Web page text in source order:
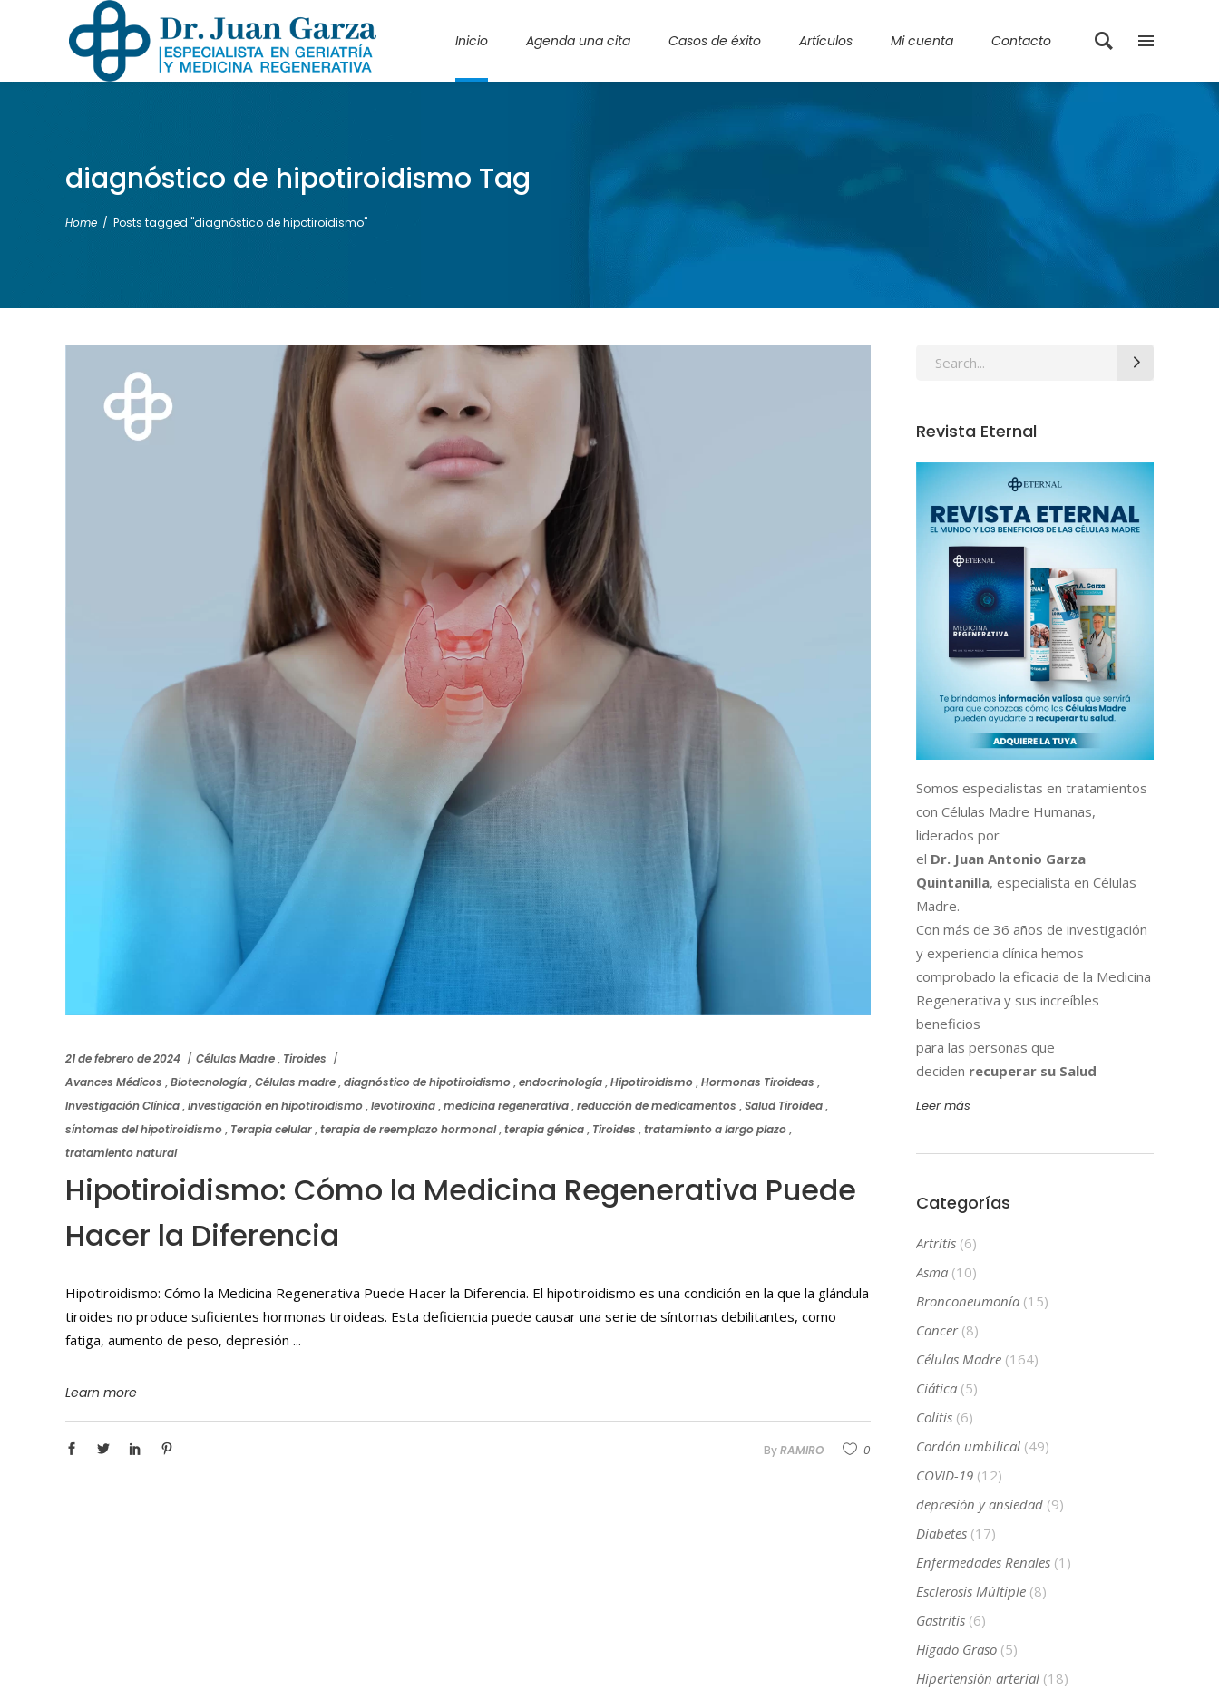
Inicio Agenda una cita Casos de éxito Artículos Mi cuenta Contacto
diagnóstico de hipotiroidismo Tag
Home / Posts tagged "diagnóstico de hipotiroidismo"
21 de febrero de 2024 Células Madre, Tiroides
Avances Médicos ,Biotecnología,Células madre,diagnóstico de hipotiroidismo,endocrinología,Hipotiroidismo,Hormonas Tiroideas ,
Investigación Clínica,investigación en hipotiroidismo,levotiroxina,medicina regenerativa,reducción de medicamentos ,Salud Tiroidea,
síntomas del hipotiroidismo, Terapia celular,terapia de reemplazo hormonal,terapia génica, Tiroides ,tratamiento a largo plazo,
tratamiento natural
Hipotiroidismo: Cómo la Medicina Regenerativa Puede
Hacer la Diferencia
Hipotiroidismo: Cómo la Medicina Regenerativa Puede Hacer la Diferencia. El hipotiroidismo es una condición en la que la glándula
tiroides no produce suficientes hormonas tiroideas. Esta deficiencia puede causar una serie de síntomas debilitantes, como
fatiga, aumento de peso, depresión
Learn more
ByRAMIRO 0
Revista Eternal
Somos especialistas en tratamientos
con Células Madre Humanas,
liderados por
el Dr. Juan Antonio Garza
Quintanilla, especialista en Células
Madre.
Con más de 36 años de investigación
y experiencia clínica hemos
comprobado la eficacia de la Medicina
Regenerativa y sus increíbles
beneficios
para las personas que
deciden recuperar su Salud
Leer más
Categorías
Artritis(6)
Asma(10)
Bronconeumonía(15)
Cancer(8)
Células Madre(164)
Ciática(5)
Colitis(6)
Cordón umbilical(49)
COVID-19(12)
depresión y ansiedad(9)
Diabetes(17)
Enfermedades Renales(1)
Esclerosis Múltiple(8)
Gastritis(6)
Hígado Graso(5)
Hipertensión arterial(18)